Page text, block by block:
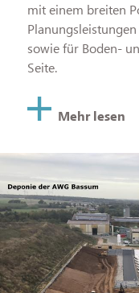
mit einem breiten
sowie für Boden-
Seite.